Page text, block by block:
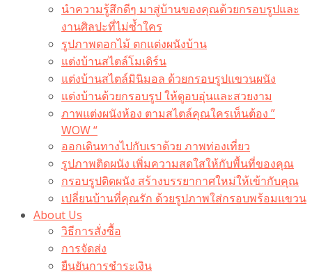
นำความรู้สึกดีๆ มาสู่บ้านของคุณด้วยกรอบรูปและ
งานศิลปะที่ไม่ซ้ำใคร
รูปภาพดอกไม้ ตกแต่งผนังบ้าน
แต่งบ้านสไตล์โมเดิร์น
แต่งบ้านสไตล์มินิมอล ด้วยกรอบรูปแขวนผนัง
แต่งบ้านด้วยกรอบรูป ให้ดูอบอุ่นและสวยงาม
ภาพแต่งผนังห้อง ตามสไตล์คุณใครเห็นต้อง ”
WOW “
ออกเดินทางไปกับเราด้วย ภาพท่องเที่ยว
รูปภาพติดผนัง เพิ่มความสดใสให้กับพื้นที่ของคุณ
กรอบรูปติดผนัง สร้างบรรยากาศใหม่ให้เข้ากับคุณ
เปลี่ยนบ้านที่คุณรัก ด้วยรูปภาพใส่กรอบพร้อมแขวน​
About Us
วิธีการสั่งซื้อ
การจัดส่ง
ยืนยันการชำระเงิน